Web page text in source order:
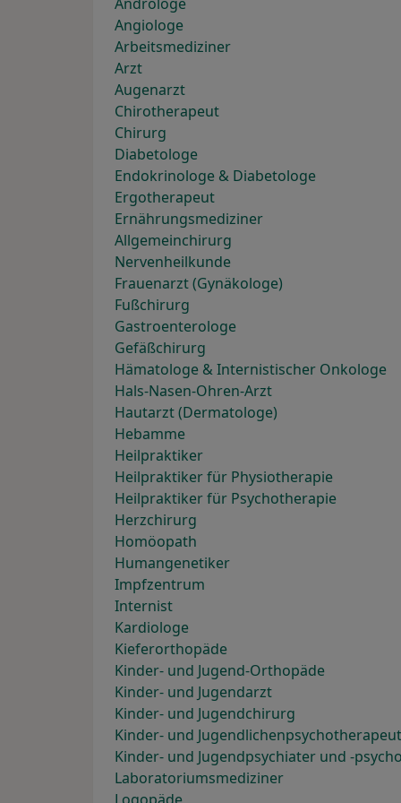
Angiologe
Arbeitsmediziner
Arzt
Augenarzt
Chirotherapeut
Chirurg
Diabetologe
Endokrinologe & Diabetologe
Ergotherapeut
Ernährungsmediziner
Allgemeinchirurg
Nervenheilkunde
Frauenarzt (Gynäkologe)
Fußchirurg
Gastroenterologe
Gefäßchirurg
Hämatologe & Internistischer Onkologe
Hals-Nasen-Ohren-Arzt
Hautarzt (Dermatologe)
Hebamme
Heilpraktiker
Heilpraktiker für Physiotherapie
Heilpraktiker für Psychotherapie
Herzchirurg
Homöopath
Humangenetiker
Impfzentrum
Internist
Kardiologe
Kieferorthopäde
Kinder- und Jugend-Orthopäde
Kinder- und Jugendarzt
Kinder- und Jugendchirurg
Kinder- und Jugendlichenpsychotherapeut
Kinder- und Jugendpsychiater und -
Laboratoriumsmediziner